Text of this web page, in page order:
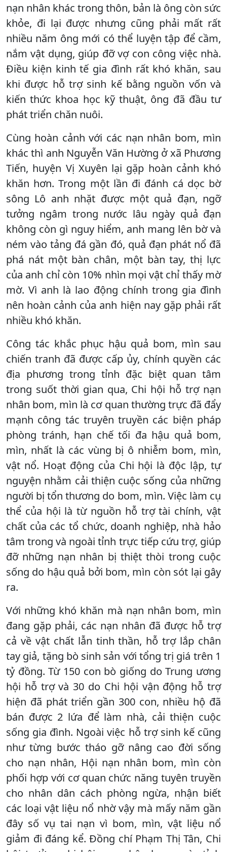
nạn nhân khác trong thôn, bản là ông còn sức
khỏe, đi lại được nhưng cũng phải mất rất
nhiều năm ông mới có thể luyện tập để cầm,
nắm vật dụng, giúp đỡ vợ con công việc nhà.
Điều kiện kinh tế gia đình rất khó khăn, sau
khi được hỗ trợ sinh kế bằng nguồn vốn và
kiến thức khoa học kỹ thuật, ông đã đầu tư
phát triển chăn nuôi.
Cùng hoàn cảnh với các nạn nhân bom, mìn
khác thì anh Nguyễn Văn Hường ở xã Phương
Tiến, huyện Vị Xuyên lại gặp hoàn cảnh khó
khăn hơn. Trong một lần đi đánh cá dọc bờ
sông Lô anh nhặt được một quả đạn, ngỡ
tưởng ngâm trong nước lâu ngày quả đạn
không còn gì nguy hiểm, anh mang lên bờ và
ném vào tảng đá gần đó, quả đạn phát nổ đã
phá nát một bàn chân, một bàn tay, thị lực
của anh chỉ còn 10% nhìn mọi vật chỉ thấy mờ
mờ. Vì anh là lao động chính trong gia đình
nên hoàn cảnh của anh hiện nay gặp phải rất
nhiều khó khăn.
Công tác khắc phục hậu quả bom, mìn sau
chiến tranh đã được cấp ủy, chính quyền các
địa phương trong tỉnh đặc biệt quan tâm
trong suốt thời gian qua, Chi hội hỗ trợ nạn
nhân bom, mìn là cơ quan thường trực đã đẩy
mạnh công tác truyên truyền các biện pháp
phòng tránh, hạn chế tối đa hậu quả bom,
mìn, nhất là các vùng bị ô nhiễm bom, mìn,
vật nổ. Hoạt động của Chi hội là độc lập, tự
nguyện nhằm cải thiện cuộc sống của những
người bị tổn thương do bom, mìn. Việc làm cụ
thể của hội là từ nguồn hỗ trợ tài chính, vật
chất của các tổ chức, doanh nghiệp, nhà hảo
tâm trong và ngoài tỉnh trực tiếp cứu trợ, giúp
đỡ những nạn nhân bị thiệt thòi trong cuộc
sống do hậu quả bởi bom, mìn còn sót lại gây
ra.
Với những khó khăn mà nạn nhân bom, mìn
đang gặp phải, các nạn nhân đã được hỗ trợ
cả về vật chất lẫn tinh thần, hỗ trợ lắp chân
tay giả, tặng bò sinh sản với tổng trị giá trên 1
tỷ đồng. Từ 150 con bò giống do Trung ương
hội hỗ trợ và 30 do Chi hội vận động hỗ trợ
hiện đã phát triển gần 300 con, nhiều hộ đã
bán được 2 lứa để làm nhà, cải thiện cuộc
sống gia đình. Ngoài việc hỗ trợ sinh kế cũng
như từng bước tháo gỡ nâng cao đời sống
cho nạn nhân, Hội nạn nhân bom, mìn còn
phối hợp với cơ quan chức năng tuyên truyền
cho nhân dân cách phòng ngừa, nhận biết
các loại vật liệu nổ nhờ vậy mà mấy năm gần
đây số vụ tai nạn vì bom, mìn, vật liệu nổ
giảm đi đáng kể. Đồng chí Phạm Thị Tân, Chi